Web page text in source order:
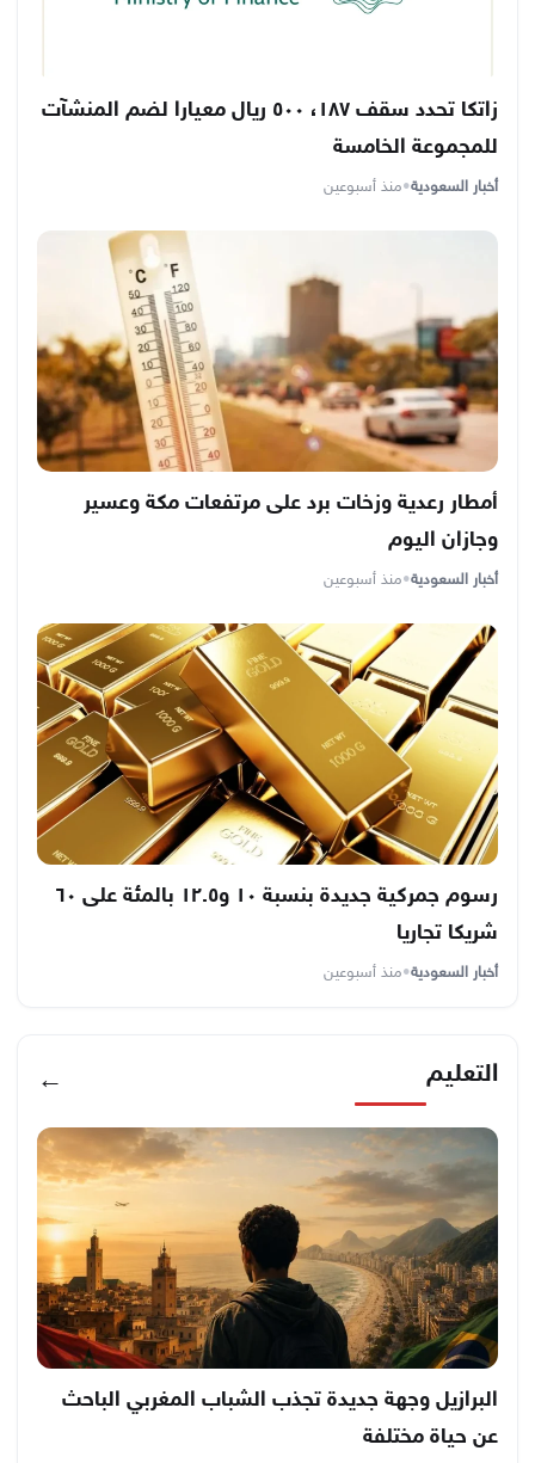
زاتكا تحدد سقف ١٨٧، ٥٠٠ ريال معيارا لضم المنشآت
للمجموعة الخامسة
أخبار السعودية•منذ أسبوعين
أمطار رعدية وزخات برد على مرتفعات مكة وعسير
وجازان اليوم
أخبار السعودية•منذ أسبوعين
رسوم جمركية جديدة بنسبة ١٠ و١٢.٥ بالمئة على ٦٠
شريكا تجاريا
أخبار السعودية•منذ أسبوعين
التعليم ←
البرازيل وجهة جديدة تجذب الشباب المغربي الباحث
عن حياة مختلفة